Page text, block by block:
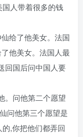
国人带着很多的钱
给了他美女。法国
他美女。法国人最
回国后问中国人要
。问他第二个愿望
问他第三个愿望是
,你把他们都弄回